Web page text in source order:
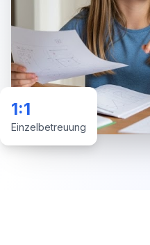
1:1
Einzelbetreuung